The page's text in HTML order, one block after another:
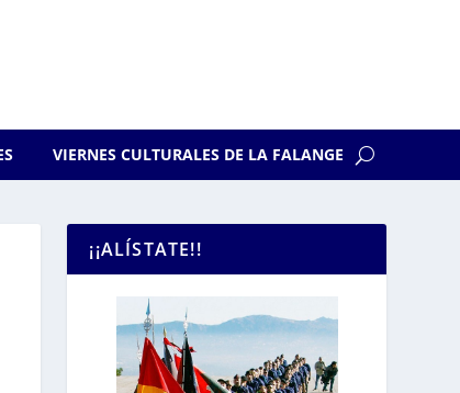
VIERNES CULTURALES DE LA FALANGE
¡¡ALÍSTATE!!